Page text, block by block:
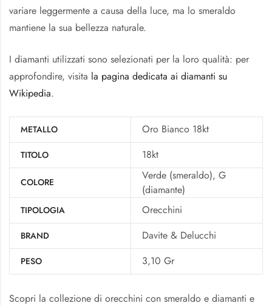
variare leggermente a causa della luce, ma lo smeraldo
mantiene la sua bellezza naturale.
I diamanti utilizzati sono selezionati per la loro qualità: per
approfondire, visita la pagina dedicata ai diamanti su
Wikipedia.
METALLO Oro Bianco 18kt
TITOLO 18kt
COLORE
Verde (smeraldo), G
(diamante)
TIPOLOGIA Orecchini
BRAND Davite & Delucchi
PESO 3,10 Gr
Scopri la collezione di orecchini con smeraldo e diamanti e